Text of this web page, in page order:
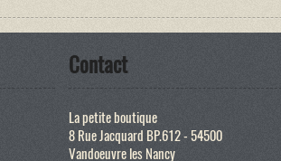
Contact
La petite boutique
8 Rue Jacquard BP.612 - 54500
Vandoeuvre les Nancy